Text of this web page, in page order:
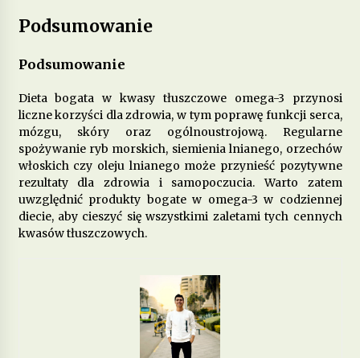
Podsumowanie
Podsumowanie
Dieta bogata w kwasy tłuszczowe omega-3 przynosi
liczne korzyści dla zdrowia, w tym poprawę funkcji serca,
mózgu, skóry oraz ogólnoustrojową. Regularne
spożywanie ryb morskich, siemienia lnianego, orzechów
włoskich czy oleju lnianego może przynieść pozytywne
rezultaty dla zdrowia i samopoczucia. Warto zatem
uwzględnić produkty bogate w omega-3 w codziennej
diecie, aby cieszyć się wszystkimi zaletami tych cennych
kwasów tłuszczowych.